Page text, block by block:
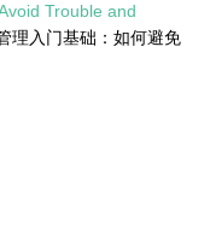
Trouble and
理入门基础：如何避免